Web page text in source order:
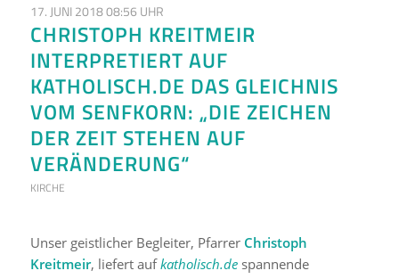
17. JUNI 2018 08:56 UHR
CHRISTOPH KREITMEIR
INTERPRETIERT AUF
KATHOLISCH.DE DAS GLEICHNIS
VOM SENFKORN: „DIE ZEICHEN
DER ZEIT STEHEN AUF
VERÄNDERUNG“
KIRCHE
Unser geistlicher Begleiter, Pfarrer Christoph
Kreitmeir, liefert aufkatholisch.despannende